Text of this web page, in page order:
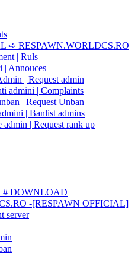
➪ RESPAWN.WORLDCS.RO
| Ruls
Annouces
| Request admin
admini | Complaints
| Request Unban
| Banlist admins
| Request rank up
DOWNLOAD
-[RESPAWN OFFICIAL]
server